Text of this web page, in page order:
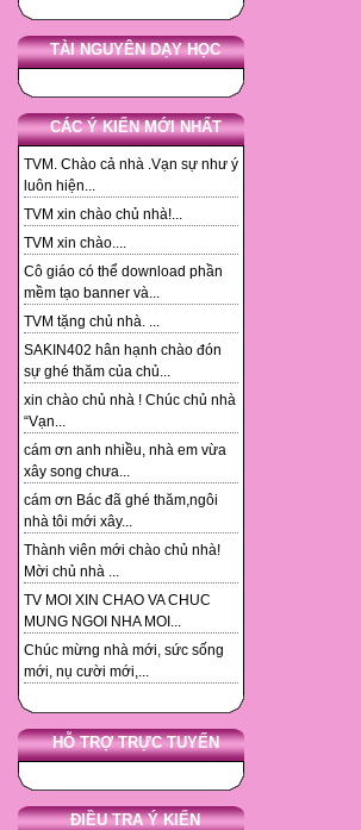
TÀI NGUYÊN DẠY HỌC
CÁC Ý KIẾN MỚI NHẤT
TVM. Chào cả nhà .Vạn sự như ý
luôn hiện...
TVM xin chào chủ nhà!...
TVM xin chào....
Cô giáo có thể download phần
mềm tạo banner và...
TVM tặng chủ nhà. ...
SAKIN402 hân hạnh chào đón
sự ghé thăm của chủ...
xin chào chủ nhà ! Chúc chủ nhà
“Vạn...
cám ơn anh nhiều, nhà em vừa
xây song chưa...
cám ơn Bác đã ghé thăm,ngôi
nhà tôi mới xây...
Thành viên mới chào chủ nhà!
Mời chủ nhà ...
TV MOI XIN CHAO VA CHUC
MUNG NGOI NHA MOI...
Chúc mừng nhà mới, sức sống
mới, nụ cười mới,...
HỖ TRỢ TRỰC TUYẾN
ĐIỀU TRA Ý KIẾN